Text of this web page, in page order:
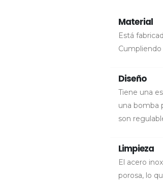
Material
Está
Diseño
Tiene una
una bomba
son
Limpieza
El acero
porosa, lo